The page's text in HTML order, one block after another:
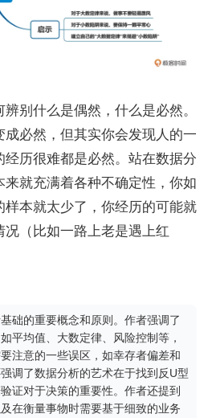
别什么是偶然，什么是必然。
必然，但其实你会发现人的一
历很难都是必然。站在数据分
就充满着各种不确定性，你如
本就太少了，你经历的可能就
（比如一路上老是遇上红
础的重要概念和原则。作者强调了
平均值、大数定律、风险控制等，
注意的一些误区，如幸存者偏差和
调了数据分析的艺术在于找到反U型
证对于决策的重要性。作者还提到
在衡量事物时需要基于细致的业务